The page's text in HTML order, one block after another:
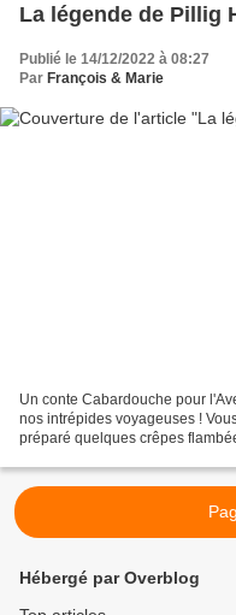
La légende de Pillig
Publié le 14/12/2022 à 08:27
Par François & Marie
Un conte Cabardouche pour
nos intrépides voyageuses !
préparé quelques crêpes
Hébergé par Overblog